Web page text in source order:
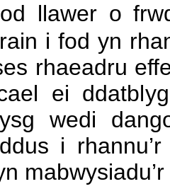
llawer o
i fod yn
rhaeadru
ei
wedi
i